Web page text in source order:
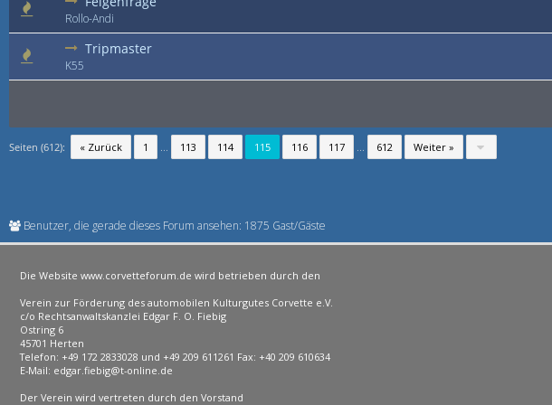
Rollo-Andi
Tripmaster
K55
Seiten (612): « Zurück 1 ... 113 114 115 116 117 ... 612 Weiter »
Benutzer, die gerade dieses Forum ansehen: 1875 Gast/Gäste
Die Website www.corvetteforum.de wird betrieben durch den
Verein zur Förderung des automobilen Kulturgutes Corvette e.V.
c/o Rechtsanwaltskanzlei Edgar F. O. Fiebig
Ostring 6
45701 Herten
Telefon: +49 172 2833028 und +49 209 611261 Fax: +40 209 610634
E-Mail: edgar.fiebig@t-online.de
Der Verein wird vertreten durch den Vorstand